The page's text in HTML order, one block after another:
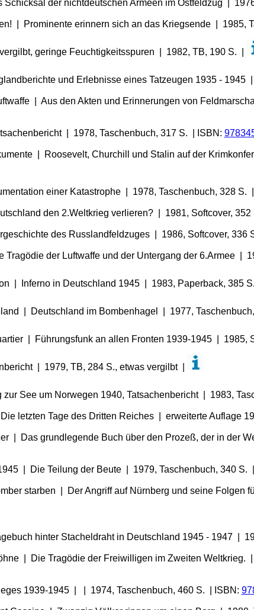
der nichtdeutschen Armeen im Ostfeldzug |
| Prominente erinnern sich an das Kriegsende | 1985,
geringe Feuchtigkeitsspuren | 1982, TB, 190 S. |
und Erlebnisse eines Tatzeugen 1935 - 1945
| Aus den Akten und Erinnerungen von
| 1978, Taschenbuch, 317 S. | ISBN:
| Roosevelt, Churchill und Stalin auf der
einer Katastrophe | 1978, Taschenbuch, 328 S.
den 2.Weltkrieg verlieren? | 1981, Softcover, 352
des Russlandfeldzuges | 1986, Softcover, 336
der Luftwaffe und der Untergang der 6.Armee |
| Inferno in Deutschland 1945 | 1983, Paperback, 385
| Deutschland im Bombenhagel | 1977,
| Führungsfunk an allen Fronten 1939-1945 | 1985,
| 1979, TB, 284 S., etwas vergilbt |
See um Norwegen 1940, Tatsachenbericht | 1983,
letzten Tage des Dritten Reiches | erweiterte Auflage
| Das grundlegende Buch über den Prozeß, der in der
| Die Teilung der Beute | 1979, Taschenbuch, 340 S.
starben | Der Angriff auf Nürnberg und seine Folgen
hinter Stacheldraht in Deutschland 1945 - 1947 |
| Die Tragödie der Freiwilligen im Zweiten Weltkrieg.
1939-1945 | | 1974, Taschenbuch, 460 S. | ISBN: